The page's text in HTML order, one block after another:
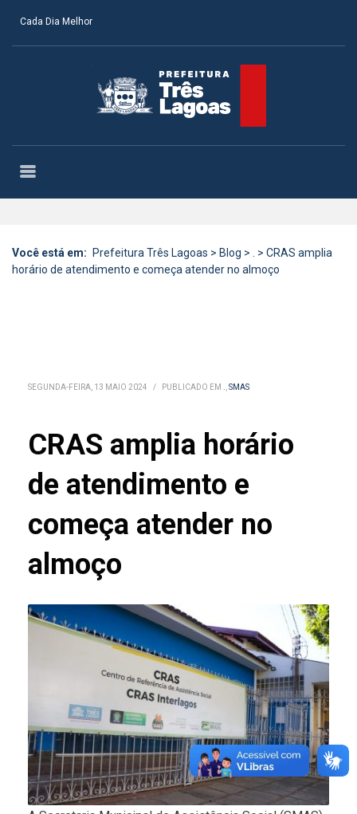
Cada Dia Melhor
Você está em: Prefeitura Três Lagoas > Blog > . > CRAS amplia
horário de atendimento e começa atender no almoço
SEGUNDA-FEIRA, 13 MAIO 2024 / PUBLICADO EM .,SMAS
CRAS amplia horário
de atendimento e
começa atender no
almoço